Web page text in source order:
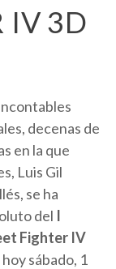
IV 3D
decenas de
en la que
Luis Gil
se ha
del I
Fighter IV
sábado, 1